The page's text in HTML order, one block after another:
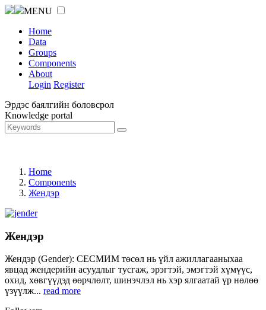
MENU
Home
Data
Groups
Components
About
Login Register
Эрдэс баялгийн боловсрол
Knowledge portal
Home
Components
Жендэр
Жендэр
Жендэр (Gender): СЕСМИМ төсөл нь үйл ажиллагааныхаа
явцад жендерийн асуудлыг тусгаж, эрэгтэй, эмэгтэй хүмүүс,
охид, хөвгүүдэд өөрчлөлт, шинэчлэл нь хэр ялгаатай үр нөлөө
үзүүлж... read more